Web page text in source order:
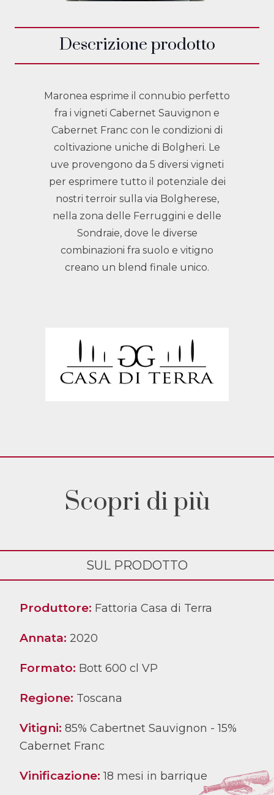
Descrizione prodotto
Maronea esprime il connubio perfetto
fra i vigneti Cabernet Sauvignon e
Cabernet Franc con le condizioni di
coltivazione uniche di Bolgheri. Le
uve provengono da 5 diversi vigneti
per esprimere tutto il potenziale dei
nostri terroir sulla via Bolgherese,
nella zona delle Ferruggini e delle
Sondraie, dove le diverse
combinazioni fra suolo e vitigno
creano un blend finale unico.
Scopri di più
SUL PRODOTTO
Produttore: Fattoria Casa di Terra
Annata: 2020
Formato: Bott 600 cl VP
Regione: Toscana
Vitigni: 85% Cabertnet Sauvignon - 15%
Cabernet Franc
Vinificazione:18 mesi in barrique